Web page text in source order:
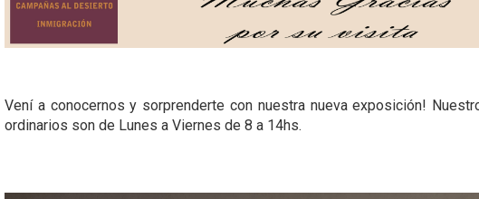
Vení a conocernos y sorprenderte con nuestra nueva exposición!
ordinarios son de Lunes a Viernes de 8 a 14hs.